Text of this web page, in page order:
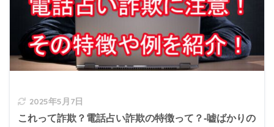
2025年5月7日
これって詐欺？電話占い詐欺の特徴って？-嘘ばかりの